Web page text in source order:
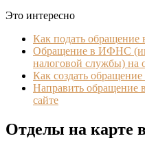
Это интересно
Как подать
Обращение в ИФНС
налоговой службы) на
Как создать
Направить обращение
сайте
Отделы на карте